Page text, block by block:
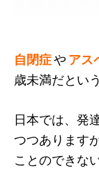
自閉症や アス
歳未満だとい
日本では、発
つつあります
ことのできな